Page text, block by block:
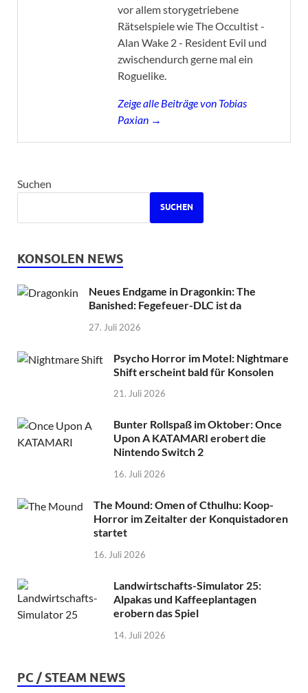
vor allem storygetriebene
Rätselspiele wie The Occultist -
Alan Wake 2 - Resident Evil und
zwischendurch gerne mal ein
Roguelike.
Zeige alle Beiträge von Tobias
Paxian →
Suchen
SUCHEN
KONSOLEN NEWS
Neues Endgame in Dragonkin: The
Banished: Fegefeuer-DLC ist da
27. Juli 2026
Psycho Horror im Motel: Nightmare
Shift erscheint bald für Konsolen
21. Juli 2026
Bunter Rollspaß im Oktober: Once
Upon A KATAMARI erobert die
Nintendo Switch 2
16. Juli 2026
The Mound: Omen of Cthulhu: Koop-
Horror im Zeitalter der Konquistadoren
startet
16. Juli 2026
Landwirtschafts-Simulator 25:
Alpakas und Kaffeeplantagen
erobern das Spiel
14. Juli 2026
PC / STEAM NEWS